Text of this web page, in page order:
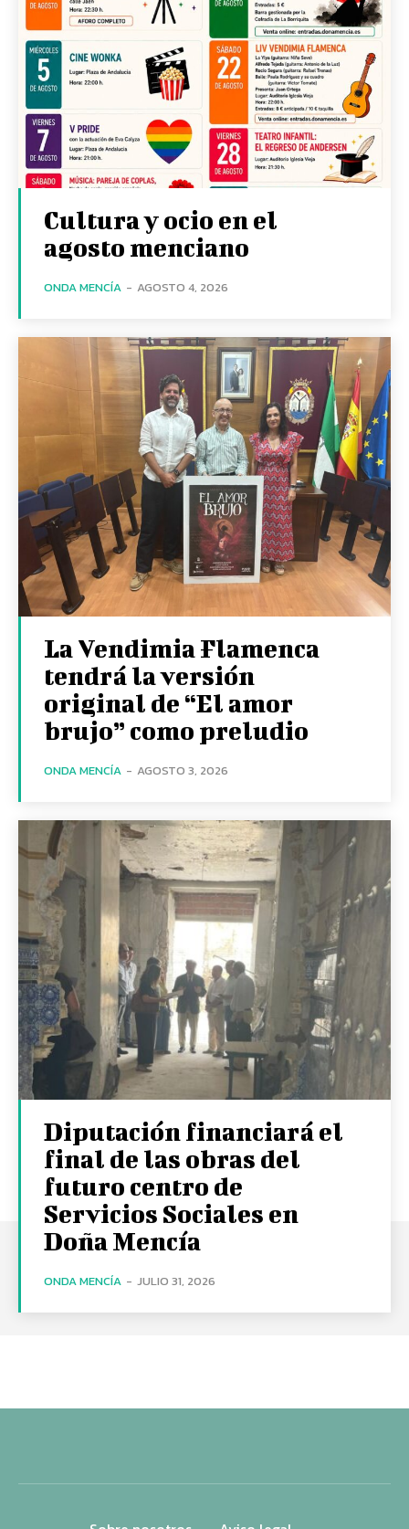
Cultura y ocio en el
agosto menciano
ONDA MENCÍA - AGOSTO 4, 2026
La Vendimia Flamenca
tendrá la versión
original de “El amor
brujo” como preludio
ONDA MENCÍA - AGOSTO 3, 2026
Diputación financiará el
final de las obras del
futuro centro de
Servicios Sociales en
Doña Mencía
ONDA MENCÍA - JULIO 31, 2026